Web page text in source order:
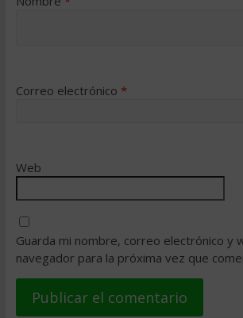
Correo electrónico *
Web
Guarda mi nombre, correo electrónico y
navegador para la próxima vez que